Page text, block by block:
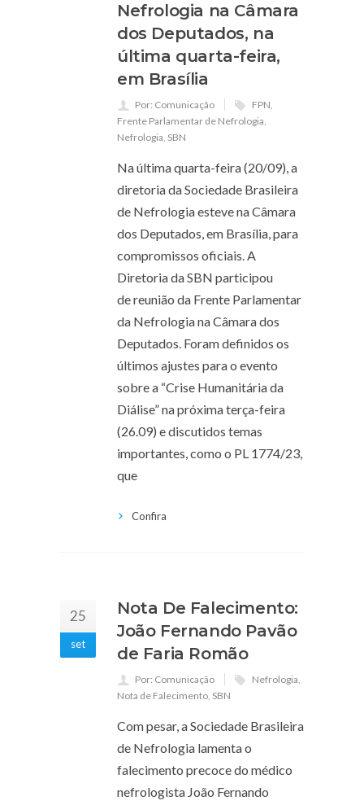
Nefrologia na Câmara
dos Deputados, na
última quarta-feira,
em Brasília
Por: Comunicação FPN,
Frente Parlamentar de Nefrologia,
Nefrologia, SBN
Na última quarta-feira (20/09), a
diretoria da Sociedade Brasileira
de Nefrologia esteve na Câmara
dos Deputados, em Brasília, para
compromissos oficiais. A
Diretoria da SBN participou
de reunião da Frente Parlamentar
da Nefrologia na Câmara dos
Deputados. Foram definidos os
últimos ajustes para o evento
sobre a “Crise Humanitária da
Diálise” na próxima terça-feira
(26.09) e discutidos temas
importantes, como o PL 1774/23,
que
Confira
25
set
Nota De Falecimento:
João Fernando Pavão
de Faria Romão
Por: Comunicação Nefrologia,
Nota de Falecimento, SBN
Com pesar, a Sociedade Brasileira
de Nefrologia lamenta o
falecimento precoce do médico
nefrologista João Fernando